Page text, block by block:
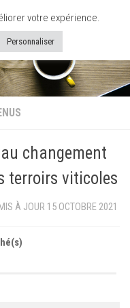
changement
terroirs viticoles
À JOUR 15 OCTOBRE 2021
votre expérience.
Personnaliser